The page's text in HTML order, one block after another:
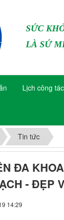
SỨC
LÀ SỨ
Lịch công tác
Tin tức
ĐA
- ĐẸP
14:29